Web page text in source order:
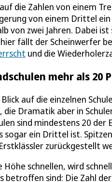
die Zahlen von einem
von einem Drittel
von zwei Jahren. Dabei
fällt der Scheinwerfer
und die
mehr als 20
auf die einzelnen
Dramatik aber in
sind mindestens 20
sogar ein Drittel ist.
zurückgestellt
Höhe schnellen, wird
betroffen sind: Die Zahl